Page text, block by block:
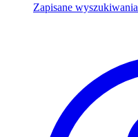
Zapisane wyszukiwania